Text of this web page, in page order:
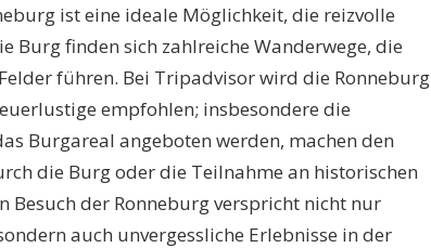
ist eine ideale Möglichkeit, die reizvolle
Burg finden sich zahlreiche Wanderwege, die
führen. Bei Tripadvisor wird die Ronneburg
empfohlen; insbesondere die
Burgareal angeboten werden, machen den
die Burg oder die Teilnahme an historischen
Besuch der Ronneburg verspricht nicht nur
auch unvergessliche Erlebnisse in der